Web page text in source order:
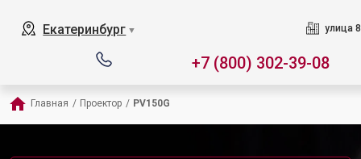
Екатеринбург ▼ улица
+7 (800) 302-39-08
Главная / Проектор / PV150G